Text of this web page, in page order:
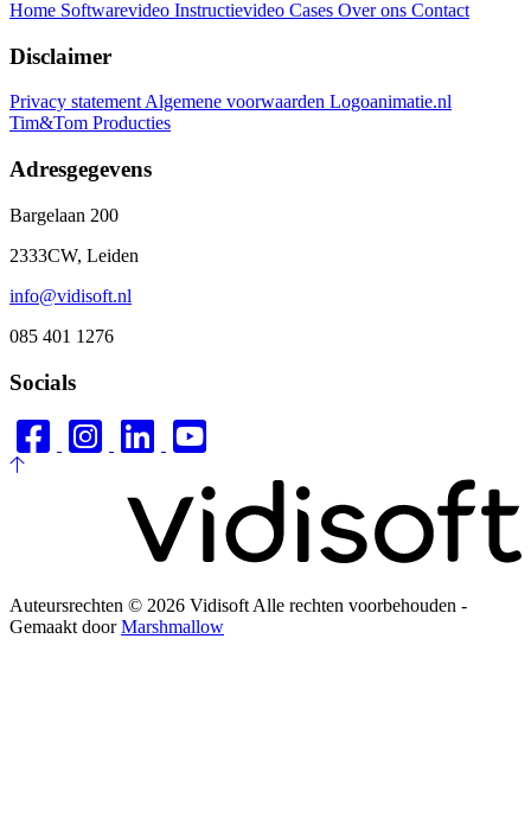
Home Softwarevideo Instructievideo Cases Over ons Contact
Disclaimer
Privacy statement Algemene voorwaarden Logoanimatie.nl
Tim&Tom Producties
Adresgegevens
Bargelaan 200
2333CW, Leiden
info@vidisoft.nl
085 401 1276
Socials
to top
Auteursrechten © 2026 Vidisoft Alle rechten voorbehouden -
Gemaakt doorMarshmallow